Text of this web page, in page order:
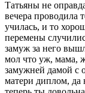
Татьяны не
вечера проводила
училась, и то
перемены
замуж за него
мол что уж, мама,
замужней дамой с
матери диплом, да